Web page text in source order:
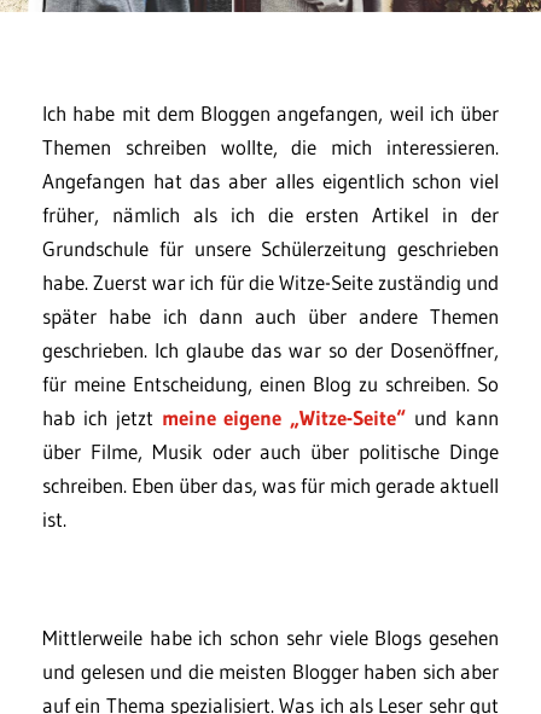
Ich habe mit dem Bloggen angefangen, weil ich über
Themen schreiben wollte, die mich interessieren.
Angefangen hat das aber alles eigentlich schon viel
früher, nämlich als ich die ersten Artikel in der
Grundschule für unsere Schülerzeitung geschrieben
habe. Zuerst war ich für die Witze-Seite zuständig und
später habe ich dann auch über andere Themen
geschrieben. Ich glaube das war so der Dosenöffner,
für meine Entscheidung, einen Blog zu schreiben. So
hab ich jetzt meine eigene „Witze-Seite“ und kann
über Filme, Musik oder auch über politische Dinge
schreiben. Eben über das, was für mich gerade aktuell
ist.
Mittlerweile habe ich schon sehr viele Blogs gesehen
und gelesen und die meisten Blogger haben sich aber
auf ein Thema spezialisiert. Was ich als Leser sehr gut